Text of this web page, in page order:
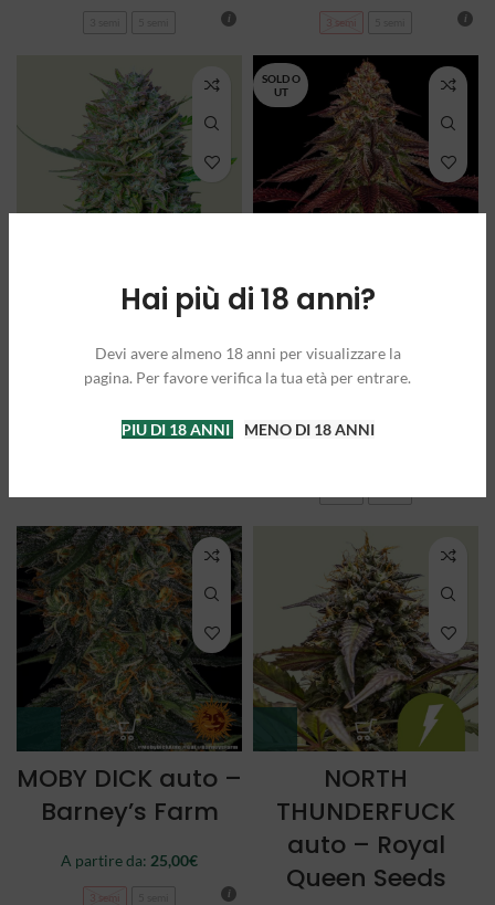
Hai più di 18 anni?
Devi avere almeno 18 anni per visualizzare la
pagina. Per favore verifica la tua età per entrare.
PIU DI 18 ANNI MENO DI 18 ANNI
3 semi
MIMOSA auto –
Royal Queen
Seeds
A partire da:27,00€
SOLD O
UT
MIMOSA X
ORANGE PUNCH
auto – Barney’s
MOBY DICK auto –
Barney’s Farm
A partire da: 25,00€
3 semi
NORTH
THUNDERFUCK
auto – Royal
Queen Seeds